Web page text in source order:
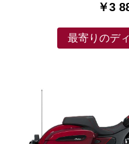
￥3
最寄りのデ